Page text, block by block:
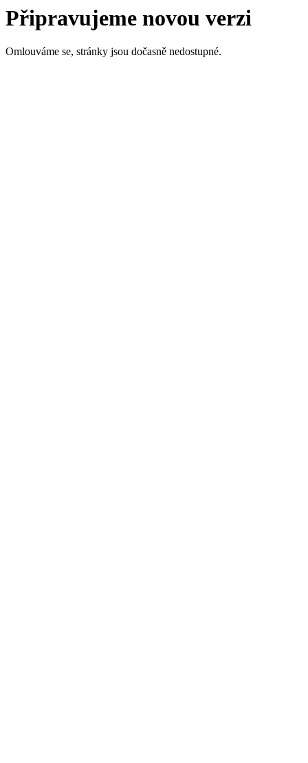
Připravujeme novou verzi
Omlouváme se, stránky jsou dočasně nedostupné.